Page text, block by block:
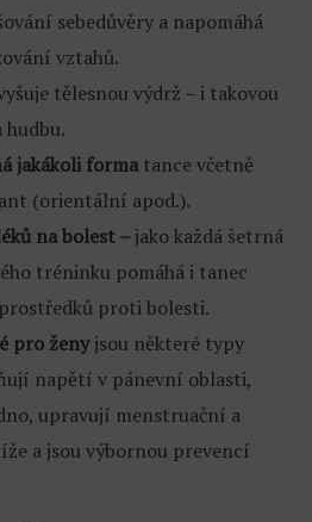
sebedůvěry a napomáhá
vztahů.
tělesnou výdrž – i takovou
hudbu.
jakákoli formatance včetně
(orientální apod.).
na bolest –jako každá šetrná
tréninku pomáhá i tanec
proti bolesti.
pro ženyjsou některé typy
napětí v pánevní oblasti,
upravují menstruační a
a jsou výbornou prevencí